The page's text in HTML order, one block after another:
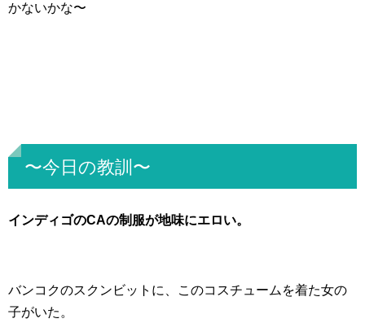
かないかな〜
〜今日の教訓〜
インディゴのCAの制服が地味にエロい。
バンコクのスクンビットに、このコスチュームを着た女の
子がいた。